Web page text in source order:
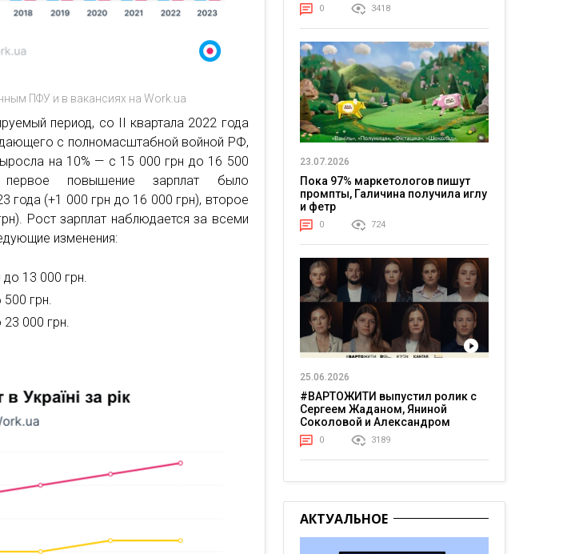
ПФУ и в вакансиях на Work.ua
период, со ІІ квартала 2022 года
с полномасштабной войной РФ,
на 10% — с 15 000 грн до 16 500
повышение зарплат было
года (+1 000 грн до 16 000 грн), второе
Рост зарплат наблюдается за всеми
изменения:
до 13 000 грн.
грн.
23 000 грн.
0 3418
23.07.2026
Пока 97% маркетологов пишут
промпты, Галичина получила иглу
и фетр
0 724
25.06.2026
#ВАРТОЖИТИ выпустил ролик с
Сергеем Жаданом, Яниной
Соколовой и Александром
Тереном о жизни в постоянном
напряжении
0 3189
АКТУАЛЬНОЕ